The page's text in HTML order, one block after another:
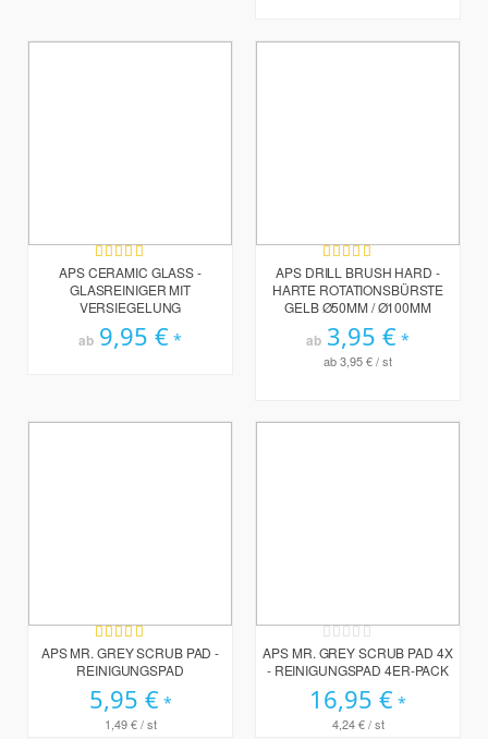
Bewertung:
100%
APS CERAMIC GLASS -
GLASREINIGER MIT
VERSIEGELUNG
ab 9,95 €
Bewertung:
93%
APS DRILL BRUSH HARD -
HARTE ROTATIONSBÜRSTE
GELB Ø50MM / Ø100MM
ab 3,95 €
ab3,95 €/ st
Bewertung:
100%
APS MR. GREY SCRUB PAD -
REINIGUNGSPAD
5,95 €
1,49 €/ st
Rating:
0%
APS MR. GREY SCRUB PAD 4X
- REINIGUNGSPAD 4ER-PACK
16,95 €
4,24 €/ st